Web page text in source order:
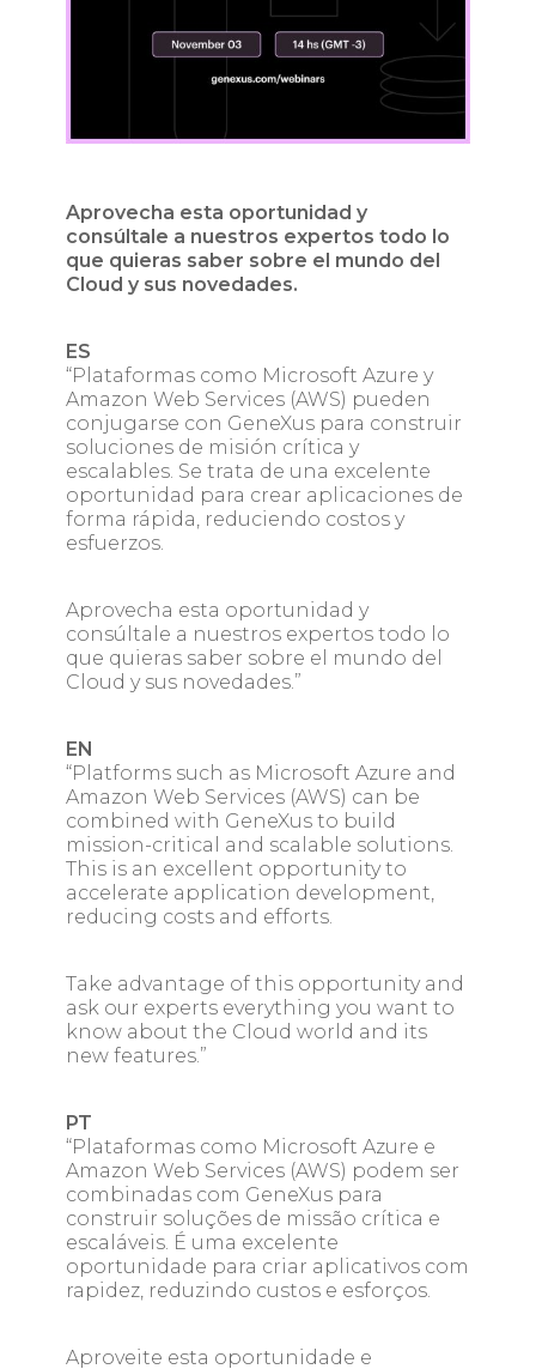
Aprovecha esta oportunidad y
consúltale a nuestros expertos todo lo
que quieras saber sobre el mundo del
Cloud y sus novedades.
ES
“Plataformas como Microsoft Azure y
Amazon Web Services (AWS) pueden
conjugarse con GeneXus para construir
soluciones de misión crítica y
escalables. Se trata de una excelente
oportunidad para crear aplicaciones de
forma rápida, reduciendo costos y
esfuerzos.
Aprovecha esta oportunidad y
consúltale a nuestros expertos todo lo
que quieras saber sobre el mundo del
Cloud y sus novedades.”
EN
“Platforms such as Microsoft Azure and
Amazon Web Services (AWS) can be
combined with GeneXus to build
mission-critical and scalable solutions.
This is an excellent opportunity to
accelerate application development,
reducing costs and efforts.
Take advantage of this opportunity and
ask our experts everything you want to
know about the Cloud world and its
new features.”
PT
“Plataformas como Microsoft Azure e
Amazon Web Services (AWS) podem ser
combinadas com GeneXus para
construir soluções de missão crítica e
escaláveis. É uma excelente
oportunidade para criar aplicativos com
rapidez, reduzindo custos e esforços.
Aproveite esta oportunidade e